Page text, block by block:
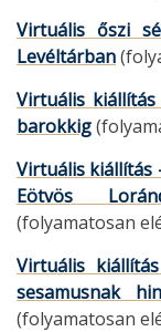
Virtuális őszi
Levéltárban
Virtuális
barokkig
Virtuális kiállítás
Eötvös
(folyamatosan
Virtuális
sesamusnak
(folyamatosan